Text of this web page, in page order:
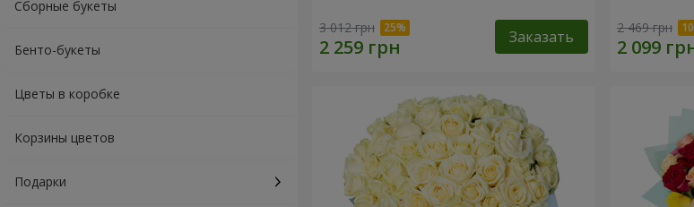
Сборные букеты
Бенто-букеты
Цветы в коробке
Корзины цветов
Подарки
3 012 грн Заказать 2 469 грн